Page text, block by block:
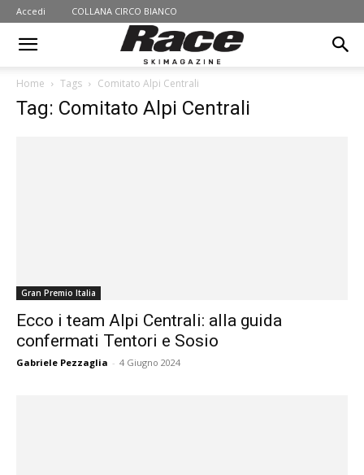
Accedi COLLANA CIRCO BIANCO
Home Tags Comitato Alpi Centrali
Tag: Comitato Alpi Centrali
Gran Premio Italia
Ecco i team Alpi Centrali: alla guida
confermati Tentori e Sosio
Gabriele Pezzaglia - 4 Giugno 2024